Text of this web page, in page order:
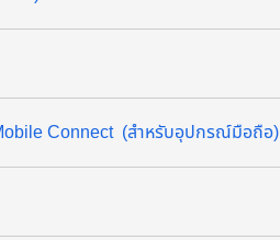
Connect (สำหรับอุปกรณ์มือถือ)